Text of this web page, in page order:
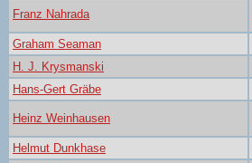
Franz Nahrada
Graham Seaman
H. J. Krysmanski
Hans-Gert Gräbe
Heinz Weinhausen
Helmut Dunkhase